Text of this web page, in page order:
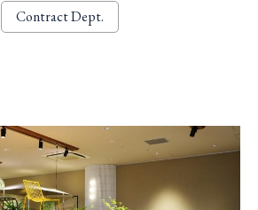
Contract Dept.